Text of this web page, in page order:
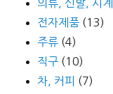
의류, 신발, 시계
전자제품 (13)
주류 (4)
직구 (10)
차, 커피 (7)